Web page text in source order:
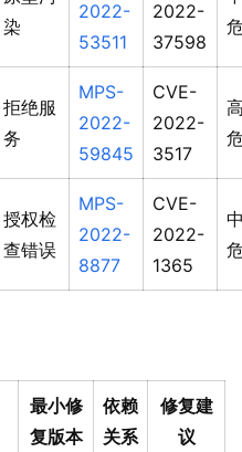
染
2022-
53511
2022-
37598
拒绝服
务
MPS-
2022-
59845
CVE-
2022-
3517
授权检
查错误
MPS-
2022-
8877
CVE-
2022-
1365
最小修
复版本
依赖
关系
修复建
议